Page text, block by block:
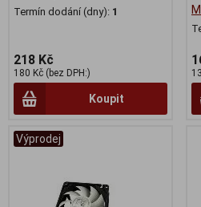
Termín dodání (dny): 1
218 Kč
180 Kč (bez DPH:)
Koupit
Výprodej